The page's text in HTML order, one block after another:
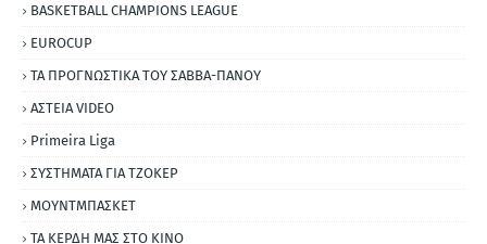
BASKETBALL CHAMPIONS LEAGUE
EUROCUP
ΤΑ ΠΡΟΓΝΩΣΤΙΚΑ ΤΟΥ ΣΑΒΒΑ-ΠΑΝΟΥ
ΑΣΤΕΙΑ VIDEO
Primeira Liga
ΣΥΣΤΗΜΑΤΑ ΓΙΑ ΤΖΟΚΕΡ
ΜΟΥΝΤΜΠΑΣΚΕΤ
ΤΑ ΚΕΡΔΗ ΜΑΣ ΣΤΟ ΚΙΝΟ